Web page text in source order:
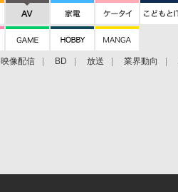
映像配信 BD 放送 業界動向